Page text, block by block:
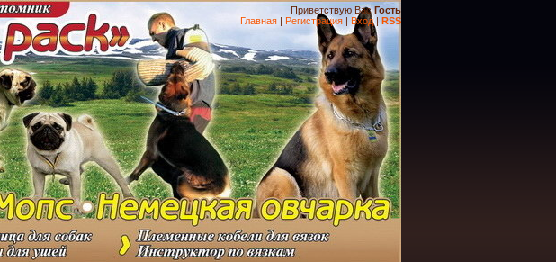
Приветствую Вас Гость
Главная | Регистрация | Вход| RSS